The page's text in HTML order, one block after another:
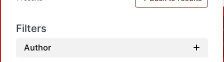
Filters
Author